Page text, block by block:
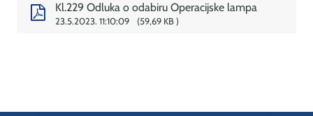
Kl.229 Odluka o odabiru Operacijske lampa
23.5.2023. 11:10:09 59,69 KB